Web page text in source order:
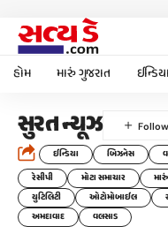
હોમ મારું ગુજરાત ઈન્ડિયા
સુરત ન્યૂઝ
ઈન્ડિયા બિઝનેસ
રેસીપી
મોટા સમાચાર
યુટિલિટી
ઓટોમોબાઈલ
અમદાવાદ
વલસાડ